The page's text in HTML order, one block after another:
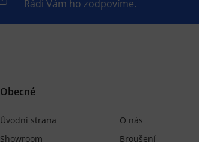
Rádi Vám ho zodpovíme.
Obecné
Úvodní strana
O nás
Showroom
Broušení